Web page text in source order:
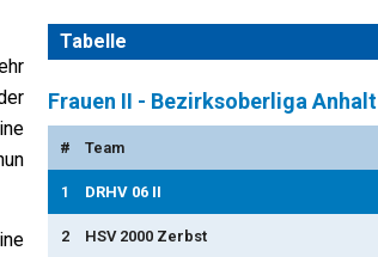
Tabelle
Frauen II - Bezirksoberliga Anhalt
# Team
1 DRHV 06 II
2 HSV 2000 Zerbst